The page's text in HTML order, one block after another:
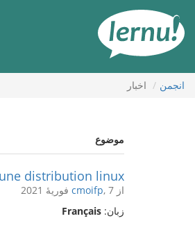
محتوا
انجمن اخبار
موضوع
distribution linux
از cmoifp, 7 فوریهٔ 2021
زبان: Français